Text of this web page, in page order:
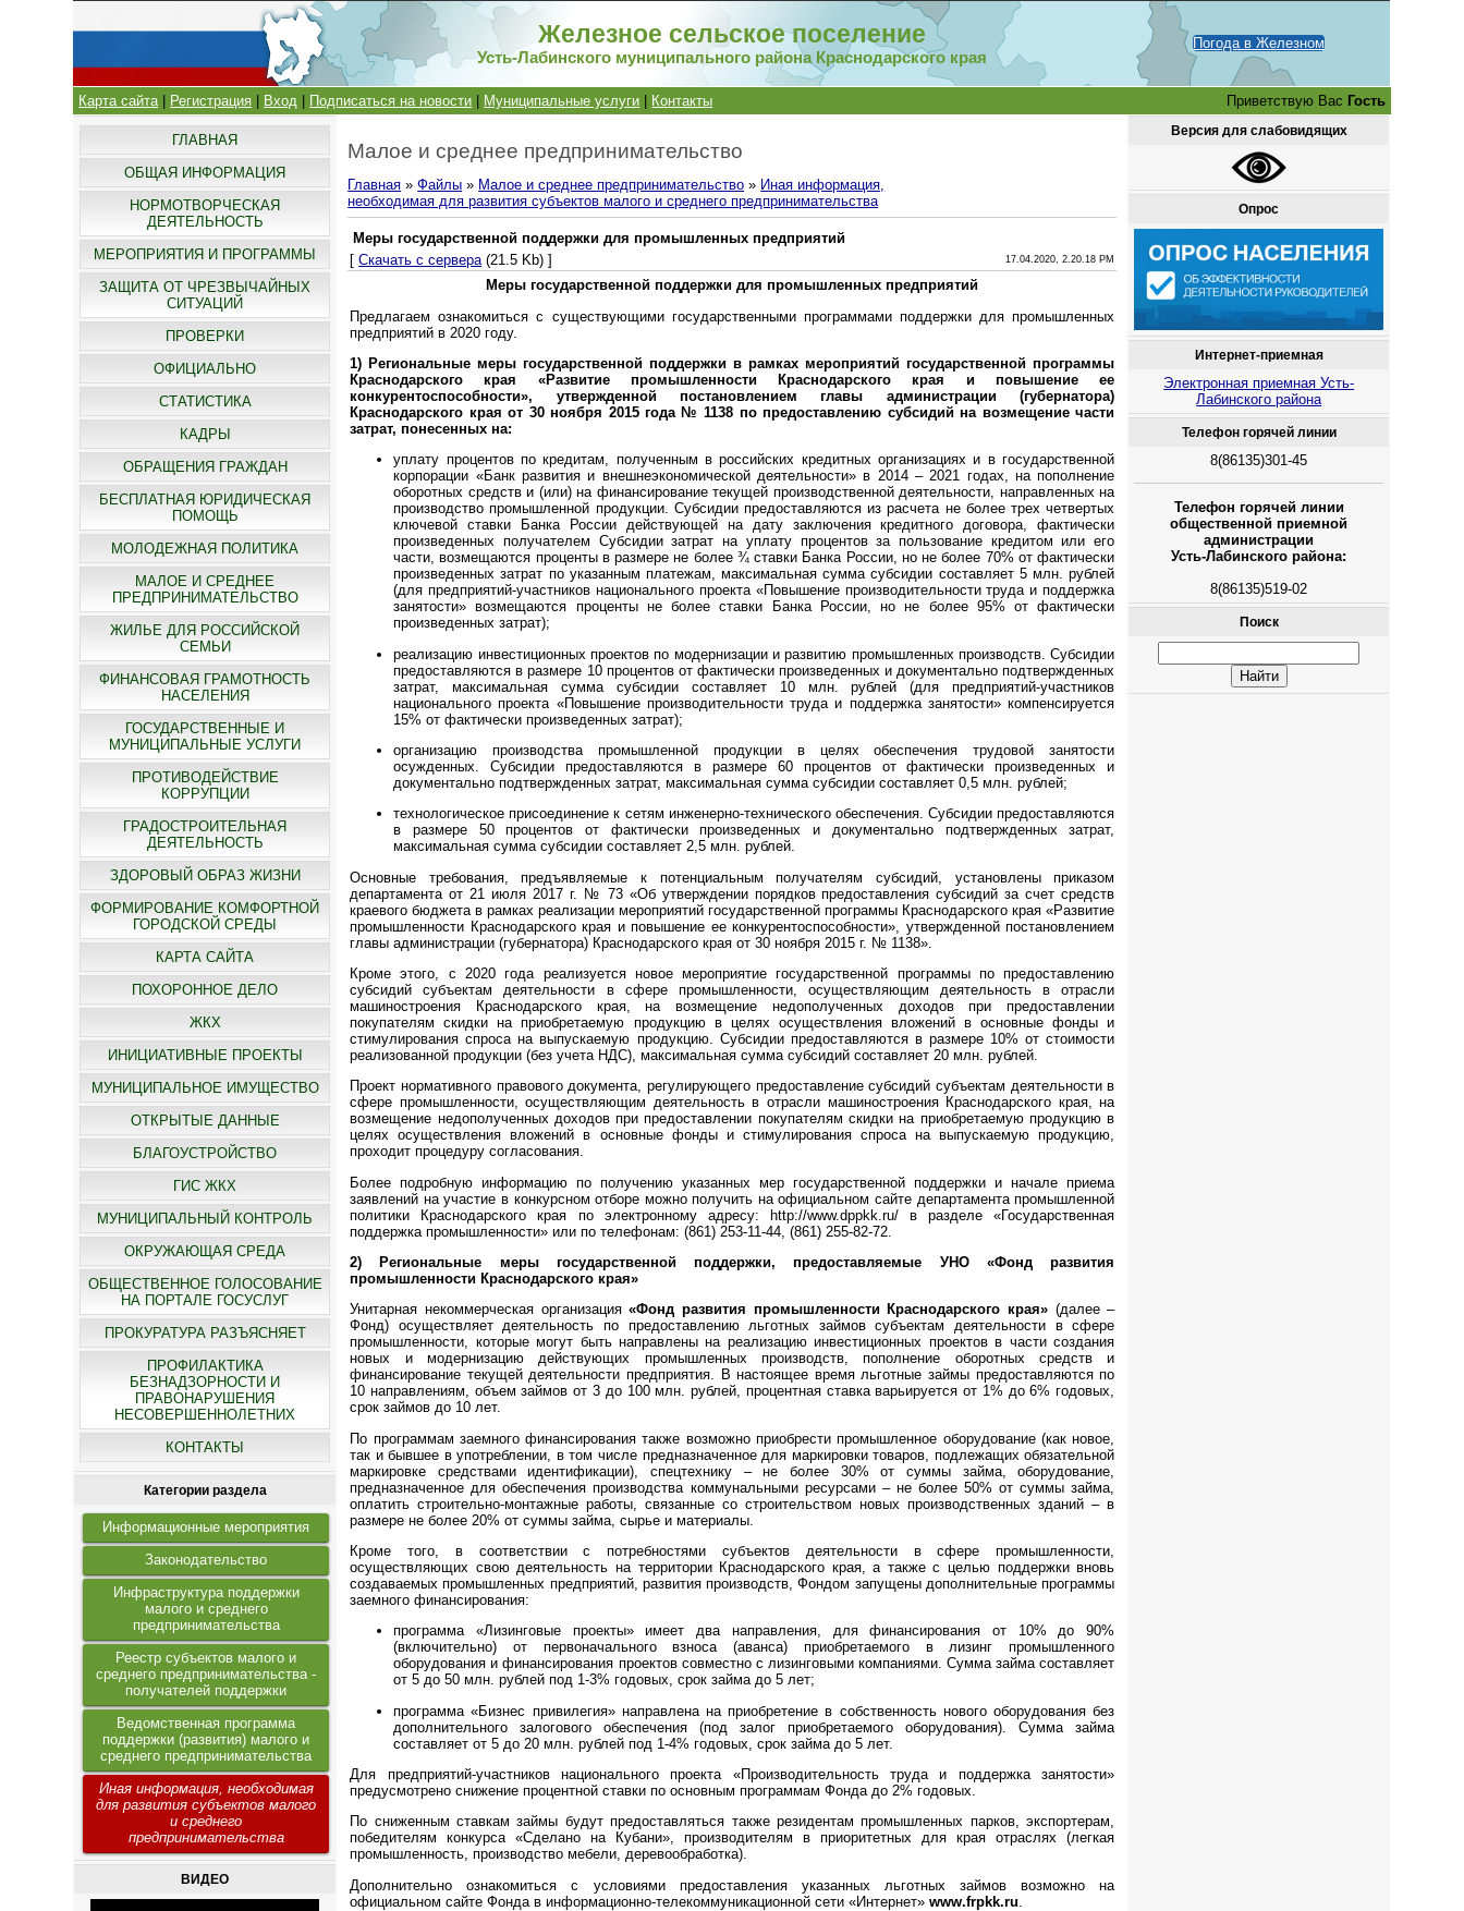
Железное сельское поселение
Усть-Лабинского муниципального района Краснодарского края
Погода в Железном
Карта сайта| Регистрация Вход Подписаться на новости Муниципальные услуги Контакты Приветствую Вас Гость
ГЛАВНАЯ
ОБЩАЯ ИНФОРМАЦИЯ
НОРМОТВОРЧЕСКАЯ
ДЕЯТЕЛЬНОСТЬ
МЕРОПРИЯТИЯ И ПРОГРАММЫ
ЗАЩИТА ОТ ЧРЕЗВЫЧАЙНЫХ
СИТУАЦИЙ
ПРОВЕРКИ
ОФИЦИАЛЬНО
СТАТИСТИКА
КАДРЫ
ОБРАЩЕНИЯ ГРАЖДАН
БЕСПЛАТНАЯ ЮРИДИЧЕСКАЯ
ПОМОЩЬ
МОЛОДЕЖНАЯ ПОЛИТИКА
МАЛОЕ И СРЕДНЕЕ
ПРЕДПРИНИМАТЕЛЬСТВО
ЖИЛЬЕ ДЛЯ РОССИЙСКОЙ
СЕМЬИ
ФИНАНСОВАЯ ГРАМОТНОСТЬ
НАСЕЛЕНИЯ
ГОСУДАРСТВЕННЫЕ И
МУНИЦИПАЛЬНЫЕ УСЛУГИ
ПРОТИВОДЕЙСТВИЕ
КОРРУПЦИИ
ГРАДОСТРОИТЕЛЬНАЯ
ДЕЯТЕЛЬНОСТЬ
ЗДОРОВЫЙ ОБРАЗ ЖИЗНИ
ФОРМИРОВАНИЕ КОМФОРТНОЙ
ГОРОДСКОЙ СРЕДЫ
КАРТА САЙТА
ПОХОРОННОЕ ДЕЛО
ЖКХ
ИНИЦИАТИВНЫЕ ПРОЕКТЫ
МУНИЦИПАЛЬНОЕ ИМУЩЕСТВО
ОТКРЫТЫЕ ДАННЫЕ
БЛАГОУСТРОЙСТВО
ГИС ЖКХ
МУНИЦИПАЛЬНЫЙ КОНТРОЛЬ
ОКРУЖАЮЩАЯ СРЕДА
ОБЩЕСТВЕННОЕ ГОЛОСОВАНИЕ
НА ПОРТАЛЕ ГОСУСЛУГ
ПРОКУРАТУРА РАЗЪЯСНЯЕТ
ПРОФИЛАКТИКА
БЕЗНАДЗОРНОСТИ И
ПРАВОНАРУШЕНИЯ
НЕСОВЕРШЕННОЛЕТНИХ
КОНТАКТЫ
Категории раздела
Информационные мероприятия
Законодательство
Инфраструктура поддержки
малого и среднего
предпринимательства
Реестр субъектов малого и
среднего предпринимательства -
получателей поддержки
Ведомственная программа
поддержки (развития) малого и
среднего предпринимательства
Иная информация, необходимая
для развития субъектов малого
и среднего
предпринимательства
ВИДЕО
Малое и среднее предпринимательство
Главная »Файлы » Малое и среднее предпринимательство » Иная информация,
необходимая для развития субъектов малого и среднего предпринимательства
Меры государственной поддержки для промышленных предприятий
[Скачать с сервера(21.5 Kb) ] 17.04.2020, 2.20.18 PM
Меры государственной поддержки для промышленных предприятий
Предлагаем ознакомиться с существующими государственными программами поддержки для промышленных
предприятий в 2020 году.
1) Региональные меры государственной поддержки в рамках мероприятий государственной программы
Краснодарского края «Развитие промышленности Краснодарского края и повышение ее
конкурентоспособности», утвержденной постановлением главы администрации (губернатора)
Краснодарского края от 30 ноября 2015 года № 1138 по предоставлению субсидий на возмещение части
затрат, понесенных на:
уплату процентов по кредитам, полученным в российских кредитных организациях и в государственной
корпорации «Банк развития и внешнеэкономической деятельности» в 2014 – 2021 годах, на пополнение
оборотных средств и (или) на финансирование текущей производственной деятельности, направленных на
производство промышленной продукции. Субсидии предоставляются из расчета не более трех четвертых
ключевой ставки Банка России действующей на дату заключения кредитного договора, фактически
произведенных получателем Субсидии затрат на уплату процентов за пользование кредитом или его
части, возмещаются проценты в размере не более ¾ ставки Банка России, но не более 70% от фактически
произведенных затрат по указанным платежам, максимальная сумма субсидии составляет 5 млн. рублей
(для предприятий-участников национального проекта «Повышение производительности труда и поддержка
занятости» возмещаются проценты не более ставки Банка России, но не более 95% от фактически
произведенных затрат);
реализацию инвестиционных проектов по модернизации и развитию промышленных производств. Субсидии
предоставляются в размере 10 процентов от фактически произведенных и документально подтвержденных
затрат, максимальная сумма субсидии составляет 10 млн. рублей (для предприятий-участников
национального проекта «Повышение производительности труда и поддержка занятости» компенсируется
15% от фактически произведенных затрат);
организацию производства промышленной продукции в целях обеспечения трудовой занятости
осужденных. Субсидии предоставляются в размере 60 процентов от фактически произведенных и
документально подтвержденных затрат, максимальная сумма субсидии составляет 0,5 млн. рублей;
технологическое присоединение к сетям инженерно-технического обеспечения. Субсидии предоставляются
в размере 50 процентов от фактически произведенных и документально подтвержденных затрат,
максимальная сумма субсидии составляет 2,5 млн. рублей.
Основные требования, предъявляемые к потенциальным получателям субсидий, установлены приказом
департамента от 21 июля 2017 г. № 73 «Об утверждении порядков предоставления субсидий за счет средств
краевого бюджета в рамках реализации мероприятий государственной программы Краснодарского края «Развитие
промышленности Краснодарского края и повышение ее конкурентоспособности», утвержденной постановлением
главы администрации (губернатора) Краснодарского края от 30 ноября 2015 г. № 1138».
Кроме этого, с 2020 года реализуется новое мероприятие государственной программы по предоставлению
субсидий субъектам деятельности в сфере промышленности, осуществляющим деятельность в отрасли
машиностроения Краснодарского края, на возмещение недополученных доходов при предоставлении
покупателям скидки на приобретаемую продукцию в целях осуществления вложений в основные фонды и
стимулирования спроса на выпускаемую продукцию. Субсидии предоставляются в размере 10% от стоимости
реализованной продукции (без учета НДС), максимальная сумма субсидий составляет 20 млн. рублей.
Проект нормативного правового документа, регулирующего предоставление субсидий субъектам деятельности в
сфере промышленности, осуществляющим деятельность в отрасли машиностроения Краснодарского края, на
возмещение недополученных доходов при предоставлении покупателям скидки на приобретаемую продукцию в
целях осуществления вложений в основные фонды и стимулирования спроса на выпускаемую продукцию,
проходит процедуру согласования.
Более подробную информацию по получению указанных мер государственной поддержки и начале приема
заявлений на участие в конкурсном отборе можно получить на официальном сайте департамента промышленной
политики Краснодарского края по электронному адресу: http://www.dppkk.ru/ в разделе «Государственная
поддержка промышленности» или по телефонам: (861) 253-11-44, (861) 255-82-72.
2) Региональные меры государственной поддержки, предоставляемые УНО «Фонд развития
промышленности Краснодарского края»
Унитарная некоммерческая организация«Фонд развития промышленности Краснодарского края»(далее –
Фонд) осуществляет деятельность по предоставлению льготных займов субъектам деятельности в сфере
промышленности, которые могут быть направлены на реализацию инвестиционных проектов в части создания
новых и модернизацию действующих промышленных производств, пополнение оборотных средств и
финансирование текущей деятельности предприятия. В настоящее время льготные займы предоставляются по
10 направлениям, объем займов от 3 до 100 млн. рублей, процентная ставка варьируется от 1% до 6% годовых,
срок займов до 10 лет.
По программам заемного финансирования также возможно приобрести промышленное оборудование (как новое,
так и бывшее в употреблении, в том числе предназначенное для маркировки товаров, подлежащих обязательной
маркировке средствами идентификации), спецтехнику – не более 30% от суммы займа, оборудование,
предназначенное для обеспечения производства коммунальными ресурсами – не более 50% от суммы займа,
оплатить строительно-монтажные работы, связанные со строительством новых производственных зданий – в
размере не более 20% от суммы займа, сырье и материалы.
Кроме того, в соответствии с потребностями субъектов деятельности в сфере промышленности,
осуществляющих свою деятельность на территории Краснодарского края, а также с целью поддержки вновь
создаваемых промышленных предприятий, развития производств, Фондом запущены дополнительные программы
заемного финансирования:
программа «Лизинговые проекты» имеет два направления, для финансирования от 10% до 90%
(включительно) от первоначального взноса (аванса) приобретаемого в лизинг промышленного
оборудования и финансирования проектов совместно с лизинговыми компаниями. Сумма займа составляет
от 5 до 50 млн. рублей под 1-3% годовых, срок займа до 5 лет;
программа «Бизнес привилегия» направлена на приобретение в собственность нового оборудования без
дополнительного залогового обеспечения (под залог приобретаемого оборудования). Сумма займа
составляет от 5 до 20 млн. рублей под 1-4% годовых, срок займа до 5 лет.
Для предприятий-участников национального проекта «Производительность труда и поддержка занятости»
предусмотрено снижение процентной ставки по основным программам Фонда до 2% годовых.
По сниженным ставкам займы будут предоставляться также резидентам промышленных парков, экспортерам,
победителям конкурса «Сделано на Кубани», производителям в приоритетных для края отраслях (легкая
промышленность, производство мебели, деревообработка).
Дополнительно ознакомиться с условиями предоставления указанных льготных займов возможно на
официальном сайте Фонда в информационно-телекоммуникационной сети «Интернет»www.frpkk.ru
Версия для слабовидящих
Опрос
Интернет-приемная
Электронная приемная Усть-
Лабинского района
Телефон горячей линии
8(86135)301-45
Телефон горячей линии
общественной приемной
администрации
Усть-Лабинского района:
8(86135)519-02
Поиск